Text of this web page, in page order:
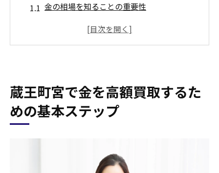
金の相場を知ることの重要性
査定前に確認すべき金の価値要因
必要書類と準備しておくべき物品
買取価格を最大化！蔵王町宮で知っておくべき
査定のポイント
傷や汚れの影響を最小限にする方法
市場動向を活用した査定のコツ
蔵王町宮で金を高額買取するた
めの基本ステップ